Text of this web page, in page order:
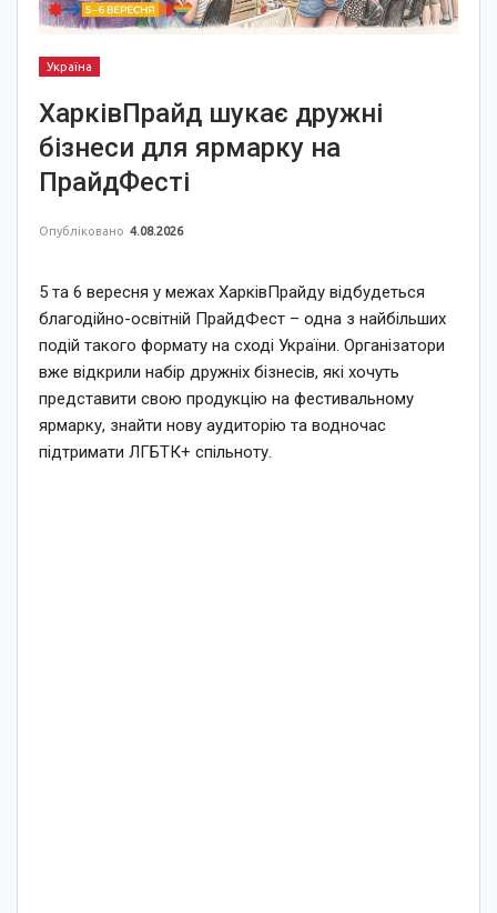
Україна
ХарківПрайд шукає дружні
бізнеси для ярмарку на
ПрайдФесті
Опубліковано 4.08.2026
5 та 6 вересня у межах ХарківПрайду відбудеться
благодійно-освітній ПрайдФест – одна з найбільших
подій такого формату на сході України. Організатори
вже відкрили набір дружніх бізнесів, які хочуть
представити свою продукцію на фестивальному
ярмарку, знайти нову аудиторію та водночас
підтримати ЛГБТК+ спільноту.